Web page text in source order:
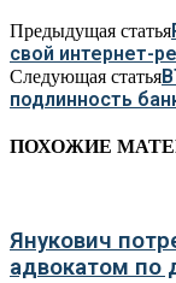
Предыдущая статья
свой интернет-
Следующая статья
подлинность
ПОХОЖИЕ
Янукович
адвокатом по